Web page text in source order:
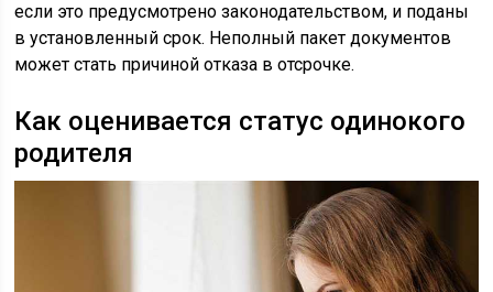
если это предусмотрено законодательством, и поданы
в установленный срок. Неполный пакет документов
может стать причиной отказа в отсрочке.
Как оценивается статус одинокого
родителя